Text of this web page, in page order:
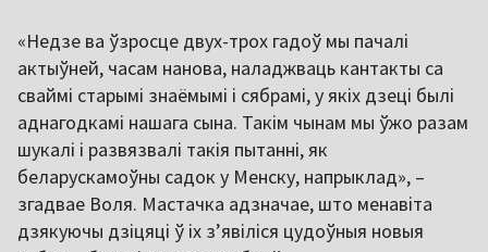
«Недзе ва ўзросце двух-трох гадоў мы пачалі
актыўней, часам нанова, наладжваць кантакты са
сваймі старымі знаёмымі і сябрамі, у якіх дзеці былі
аднагодкамі нашага сына. Такім чынам мы ўжо разам
шукалі і развязвалі такія пытанні, як
беларускамоўны садок у Менску, напрыклад», –
згадвае Воля. Мастачка адзначае, што менавіта
дзякуючы дзіцяці ў іх з’явіліся цудоўныя новыя